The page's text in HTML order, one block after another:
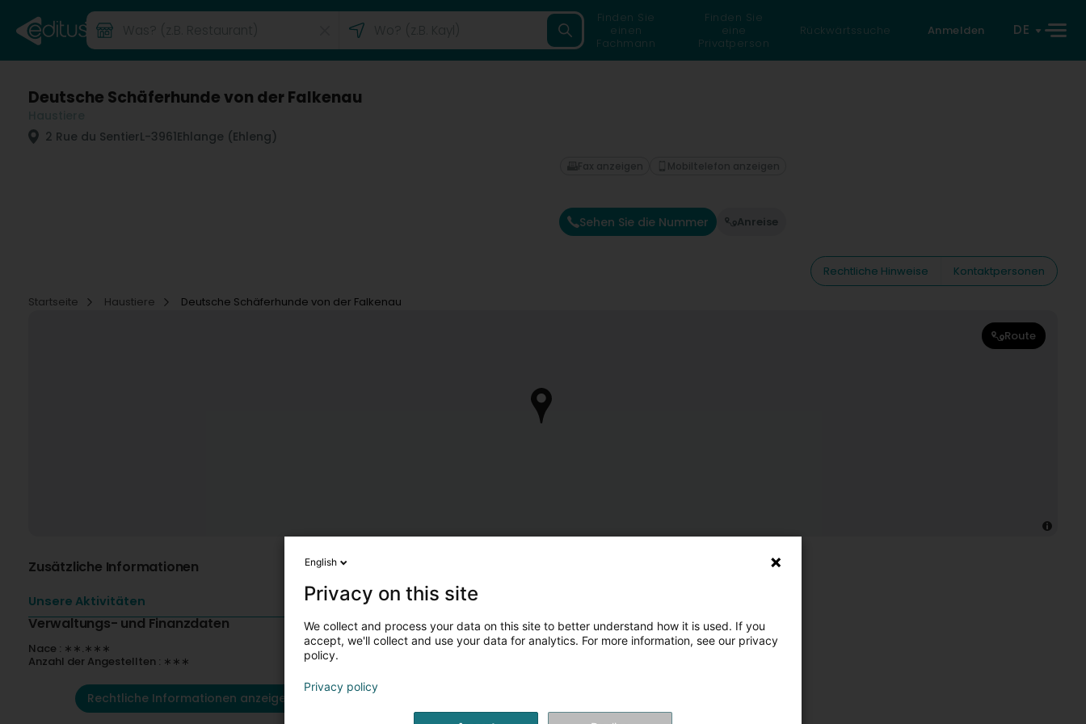
Finden Sie
einen
Fachmann
Finden Sie
eine
Privatperson
Rückwärtssuche Anmelden DE
Deutsche Schäferhunde von der Falkenau
2 Rue du SentierL-3961Ehlange (Ehleng)
Sehen Sie die Nummer Anreise
Fax anzeigen Mobiltelefon anzeigen
Rechtliche Hinweise
Kontaktpersonen
Startseite
Haustiere Deutsche Schäferhunde von der Falkenau
Route
Zusätzliche Informationen
Unsere Aktivitäten
Verwaltungs- und Finanzdaten
Nace : ∗∗.∗∗∗
Anzahl der Angestellten : ∗∗∗
Rechtliche Informationen anzeigen
English
Privacy on this site
We collect and process your data on this site to better understand how it is used. If you
accept, we'll collect and use your data for analytics. For more information, see our privacy
policy.
Privacy policy